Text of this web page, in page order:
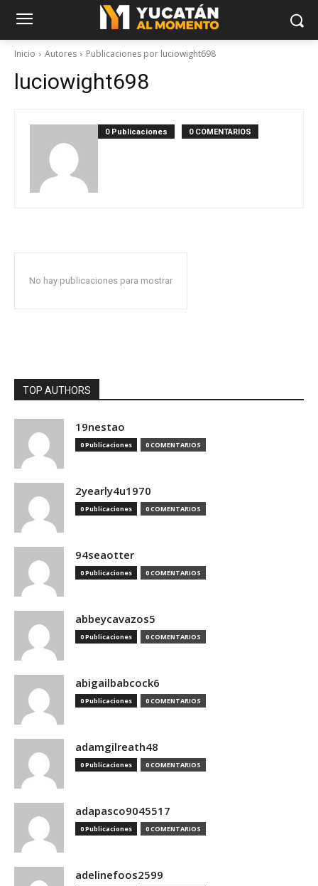
Inicio Autores Publicaciones por luciowight698
luciowight698
0 Publicaciones 0 COMENTARIOS
No hay publicaciones para mostrar
TOP AUTHORS
19nestao
0 Publicaciones 0 COMENTARIOS
2yearly4u1970
0 Publicaciones 0 COMENTARIOS
94seaotter
0 Publicaciones 0 COMENTARIOS
abbeycavazos5
0 Publicaciones 0 COMENTARIOS
abigailbabcock6
0 Publicaciones 0 COMENTARIOS
adamgilreath48
0 Publicaciones 0 COMENTARIOS
adapasco9045517
0 Publicaciones 0 COMENTARIOS
adelinefoos2599